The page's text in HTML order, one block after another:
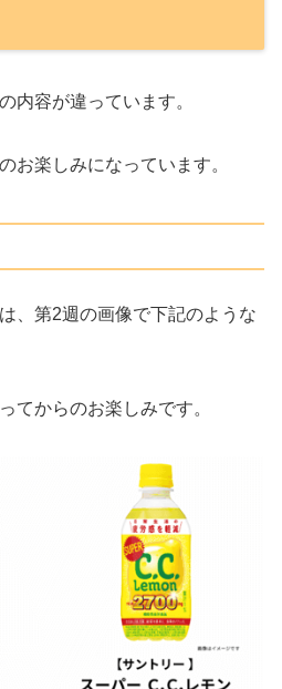
内容が違っています。
お楽しみになっています。
、第2週の画像で下記のような
てからのお楽しみです。